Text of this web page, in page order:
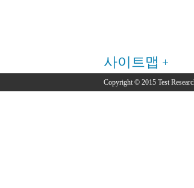
사이트맵
Copyright © 2015 Test